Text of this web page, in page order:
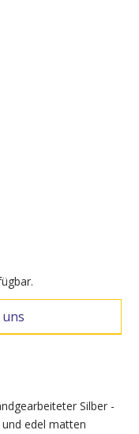
Silber -
edel matten